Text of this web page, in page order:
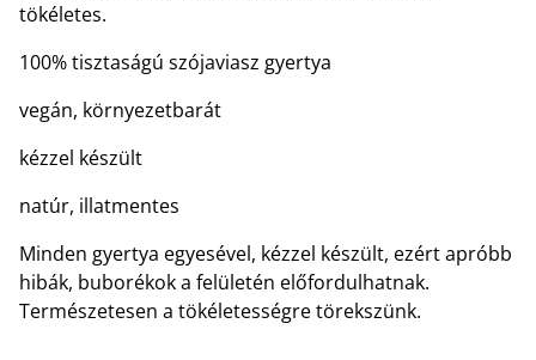
tökéletes.
100% tisztaságú szójaviasz gyertya
vegán, környezetbarát
kézzel készült
natúr, illatmentes
Minden gyertya egyesével, kézzel készült, ezért apróbb
hibák, buborékok a felületén előfordulhatnak.
Természetesen a tökéletességre törekszünk.